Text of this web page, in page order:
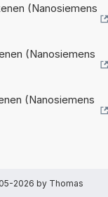
(Nanosiemens
(Nanosiemens
(Nanosiemens
2026 by Thomas